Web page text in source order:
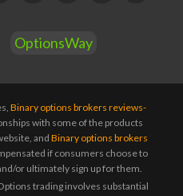
OptionsWay
Binary options brokers reviews-
with some of the products
and Binary options brokers
if consumers choose to
or ultimately sign up for them.
trading involves substantial